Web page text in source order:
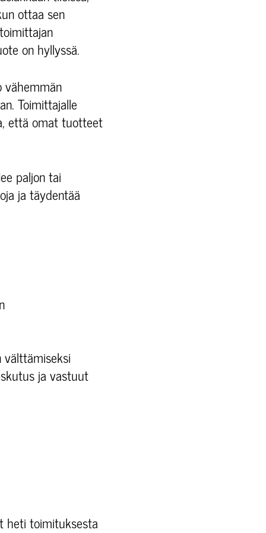
ottaa sen
on hyllyssä.
vähemmän
Toimittajalle
että omat tuotteet
paljon tai
ja täydentää
ja vastuut
heti toimituksesta